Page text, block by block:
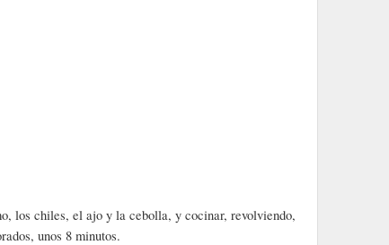
los chiles, el ajo y la cebolla, y cocinar, revolviendo,
unos 8 minutos.